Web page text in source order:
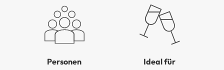
Personen
Ideal für